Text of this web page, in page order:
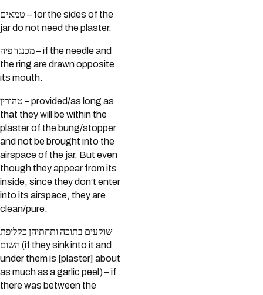
טמאים – for the sides of the
jar do not need the plaster.
מכנגד פיה – if the needle and
the ring are drawn opposite
its mouth.
טהורין – provided/as long as
that they will be within the
plaster of the bung/stopper
and not be brought into the
airspace of the jar. But even
though they appear from its
inside, since they don’t enter
into its airspace, they are
clean/pure.
שוקעים בתוכה ותחתיהן כקליפת
השום (if they sink into it and
under them is [plaster] about
as much as a garlic peel) – if
there was between the